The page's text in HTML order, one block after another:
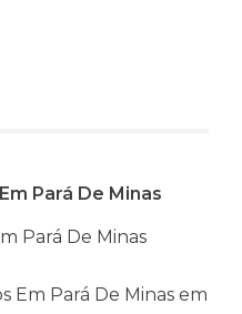
Pará De Minas
Pará De Minas
Em Pará De Minas em